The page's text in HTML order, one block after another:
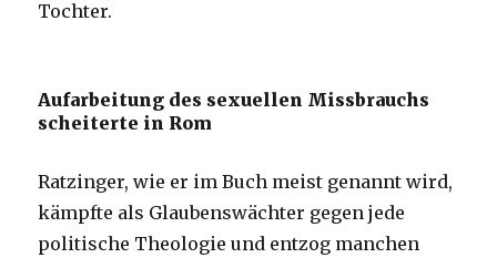
Tochter.
Aufarbeitung des sexuellen Missbrauchs
scheiterte in Rom
Ratzinger, wie er im Buch meist genannt wird,
kämpfte als Glaubenswächter gegen jede
politische Theologie und entzog manchen